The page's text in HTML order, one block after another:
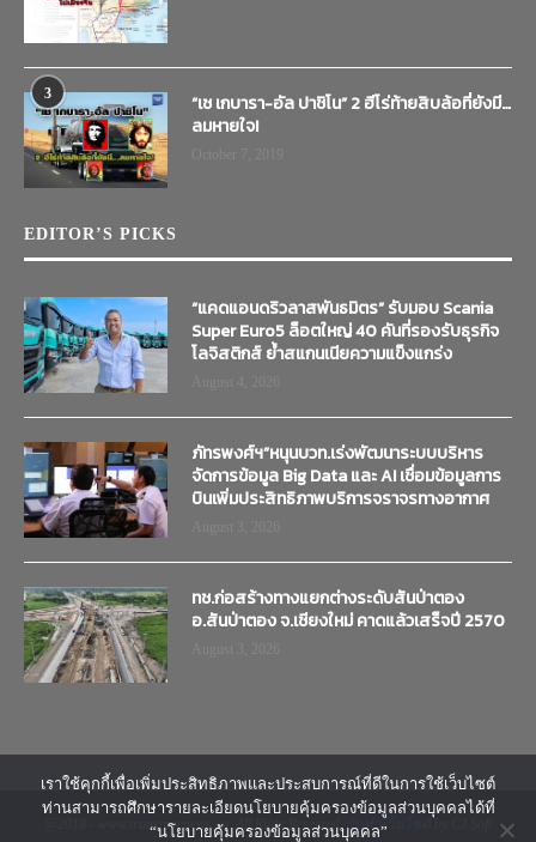
3
“เช เกบารา-อัล ปาชิโน” 2 ฮีโร่ท้ายสิบล้อที่ยังมี…
ลมหายใจ!
EDITOR’S PICKS
“แคดแอนดริวลาสพันธมิตร” รับมอบ Scania
Super Euro5 ล็อตใหญ่ 40 คันที่รองรับธุรกิจ
โลจิสติกส์ ย้ำสแกนเนียความแข็งแกร่ง
ภัทรพงศ์ฯ”หนุนบวท.เร่งพัฒนาระบบบริหาร
จัดการข้อมูล Big Data และ AI เชื่อมข้อมูลการ
บินเพิ่มประสิทธิภาพบริการจราจรทางอากาศ
ทช.ก่อสร้างทางแยกต่างระดับสันป่าตอง
อ.สันป่าตอง จ.เชียงใหม่ คาดแล้วเสร็จปี 2570
@2018 - www.transtimenews.co. All Right Reserved. รับทำเว็บไซต์
เราใช้คุกกี้เพื่อเพิ่มประสิทธิภาพและประสบการณ์ที่ดีในการใช้เว็บไซต์
ท่านสามารถศึกษารายละเอียดนโยบายคุ้มครองข้อมูลส่วนบุคคลได้ที่
“นโยบายคุ้มครองข้อมูลส่วนบุคคล”